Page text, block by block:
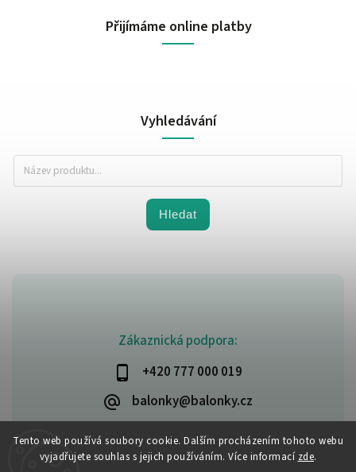
Tento web používá soubory cookie. Dalším procházením tohoto webu
vyjadřujete souhlas s jejich používáním. Více informací zde.
Zákaznická podpora:
+420 777 000 019
balonky@balonky.cz
Přijímáme online platby
Vyhledávání
Hledat